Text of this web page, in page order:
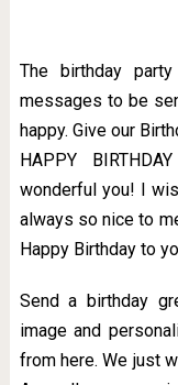
The birthday
messages to be
happy. Give our
HAPPY
wonderful you! I
always so nice to
Happy Birthday to
Send a birthday
image and
from here. We just